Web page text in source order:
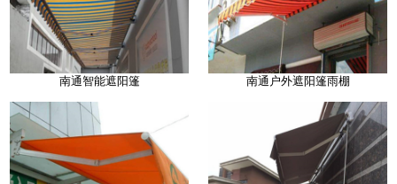
南通智能遮阳篷 南通户外遮阳篷雨棚